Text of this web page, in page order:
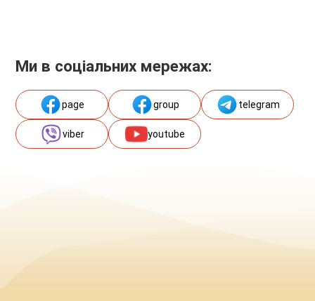
Ми в соціальних мережах:
page group telegram
viber youtube